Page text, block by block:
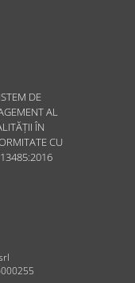
DE
AL
ÎN
CU